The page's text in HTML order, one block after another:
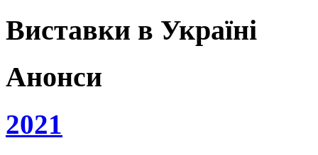
Виставки в Україні
Анонси
2021